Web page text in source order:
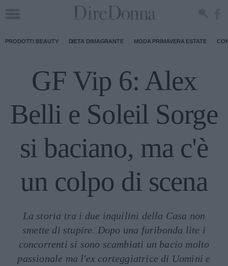
PRODOTTI BEAUTY DIETA DIMAGRANTE MODA PRIMAVERA ESTATE
GF Vip 6: Alex
Belli e Soleil Sorge
si baciano, ma c'è
un colpo di scena
La storia tra i due inquilini della Casa non
smette di stupire. Dopo una furibonda lite i
concorrenti si sono scambiati un bacio molto
passionale ma l'ex corteggiatrice di Uomini e